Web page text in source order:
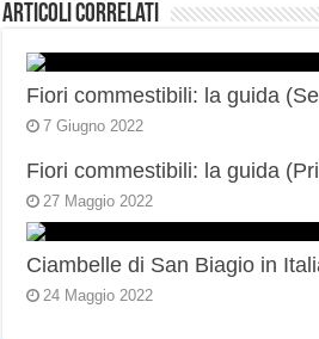
Articoli correlati
Fiori commestibili: la guida
7 Giugno 2022
Fiori commestibili: la guida
27 Maggio 2022
Ciambelle di San Biagio in
24 Maggio 2022